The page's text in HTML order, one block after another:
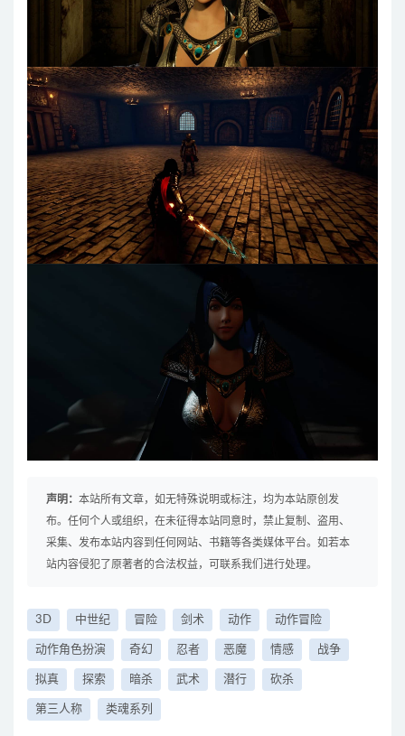
声明： 本站所有文章，如无特殊说明或标注，均为本站原创发
布。任何个人或组织，在未征得本站同意时，禁止复制、盗用、
采集、发布本站内容到任何网站、书籍等各类媒体平台。如若本
站内容侵犯了原著者的合法权益，可联系我们进行处理。
3D 中世纪 冒险 剑术 动作 动作冒险
动作角色扮演 奇幻 忍者 恶魔 情感 战争
拟真 探索 暗杀 武术 潜行 砍杀
第三人称 类魂系列